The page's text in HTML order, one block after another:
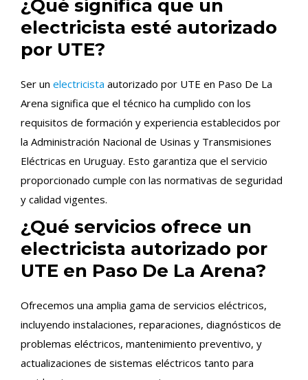
¿Qué significa que un
electricista esté autorizado
por UTE?
Ser un electricista autorizado por UTE en Paso De La
Arena significa que el técnico ha cumplido con los
requisitos de formación y experiencia establecidos por
la Administración Nacional de Usinas y Transmisiones
Eléctricas en Uruguay. Esto garantiza que el servicio
proporcionado cumple con las normativas de seguridad
y calidad vigentes.
¿Qué servicios ofrece un
electricista autorizado por
UTE en Paso De La Arena?
Ofrecemos una amplia gama de servicios eléctricos,
incluyendo instalaciones, reparaciones, diagnósticos de
problemas eléctricos, mantenimiento preventivo, y
actualizaciones de sistemas eléctricos tanto para